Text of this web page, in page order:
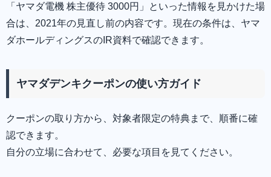
「ヤマダ電機 株主優待 3000円」といった情報を見かけた場
合は、2021年の見直し前の内容です。現在の条件は、ヤマ
ダホールディングスのIR資料で確認できます。
ヤマダデンキクーポンの使い方ガイド
クーポンの取り方から、対象者限定の特典まで、順番に確
認できます。
自分の立場に合わせて、必要な項目を見てください。